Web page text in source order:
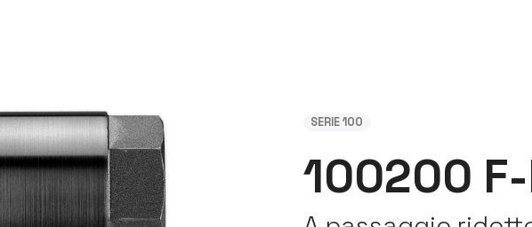
SERIE 100
100200